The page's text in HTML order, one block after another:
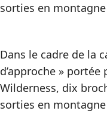
sorties en
Dans le cadre de la
d’approche »
Wilderness, dix
sorties en